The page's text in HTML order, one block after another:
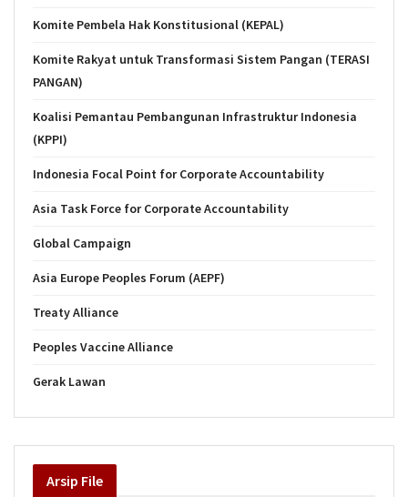
Komite Pembela Hak Konstitusional (KEPAL)
Komite Rakyat untuk Transformasi Sistem Pangan (TERASI
PANGAN)
Koalisi Pemantau Pembangunan Infrastruktur Indonesia
(KPPI)
Indonesia Focal Point for Corporate Accountability
Asia Task Force for Corporate Accountability
Global Campaign
Asia Europe Peoples Forum (AEPF)
Treaty Alliance
Peoples Vaccine Alliance
Gerak Lawan
Arsip File